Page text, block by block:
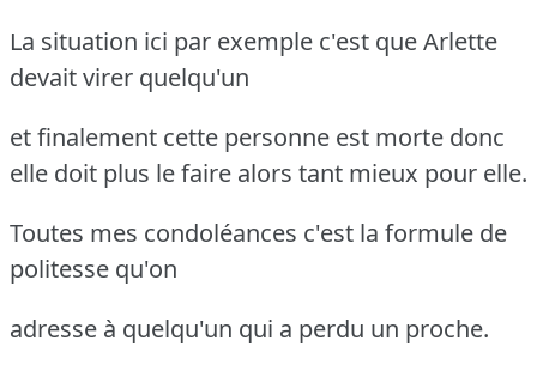
La situation ici par exemple c'est que Arlette
devait virer quelqu'un
et finalement cette personne est morte donc
elle doit plus le faire alors tant mieux pour elle.
Toutes mes condoléances c'est la formule de
politesse qu'on
adresse à quelqu'un qui a perdu un proche.